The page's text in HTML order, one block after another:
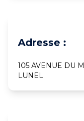
Adresse :
105 AVENUE DU
LUNEL